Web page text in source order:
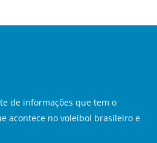
de informações que tem o
acontece no voleibol brasileiro e